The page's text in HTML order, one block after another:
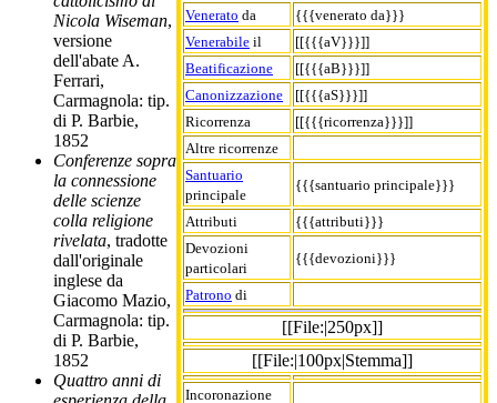
Venerato da
{{{venerato da}}}
Venerabile il
[[{{{aV}}}]]
Beatificazione
[[{{{aB}}}]]
Canonizzazione
[[{{{aS}}}]]
Ricorrenza
[[{{{ricorrenza}}}]]
Altre ricorrenze
Santuario
principale
{{{santuario principale}}}
Attributi
{{{attributi}}}
Devozioni
particolari
{{{devozioni}}}
Patrono di
[[File:|250px]]
[[File:|100px|Stemma]]
Incoronazione
Nicola Wiseman,
versione
dell'abate A.
Ferrari,
Carmagnola: tip.
di P. Barbie,
1852
Conferenze sopra
la connessione
delle scienze
colla religione
rivelata, tradotte
dall'originale
inglese da
Giacomo Mazio,
Carmagnola: tip.
di P. Barbie,
1852
Quattro anni di